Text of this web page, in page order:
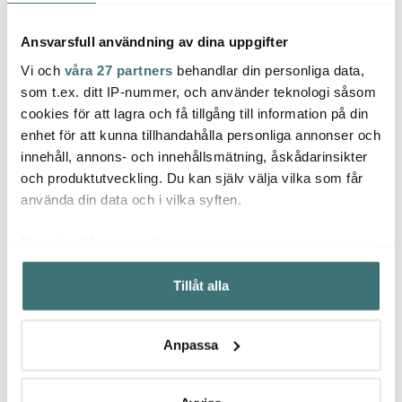
Ansvarsfull användning av dina uppgifter
Vi och våra 27 partners behandlar din personliga data,
som t.ex. ditt IP-nummer, och använder teknologi såsom
cookies för att lagra och få tillgång till information på din
enhet för att kunna tillhandahålla personliga annonser och
innehåll, annons- och innehållsmätning, åskådarinsikter
och produktutveckling. Du kan själv välja vilka som får
använda din data och i vilka syften.
Samla in information om din geografiska plats som
kan ha en noggrannhet på upp till flera meter
Identifiera din enhet genom att aktivt skanna den för
Ta reda på mer om hur dina personliga uppgifter
Tillåt alla
Anpassa
Jonas
Jonas Måttsats i 4 delar
129 kr
Vargen & Thor
Frost Aura bestickset 16
delar guld
995 kr
Låt dig inspireras av våra kunder